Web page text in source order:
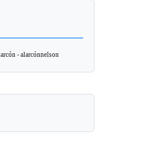
- alarcónnelson